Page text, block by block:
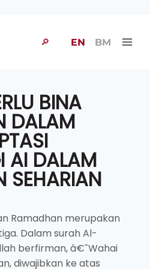
🔎 EN BM
BINA
DALAM
AI DALAM
SEHARIAN
Ramadhan merupakan
Dalam surah Al-
berfirman, â€˜Wahai
diwajibkan ke atas